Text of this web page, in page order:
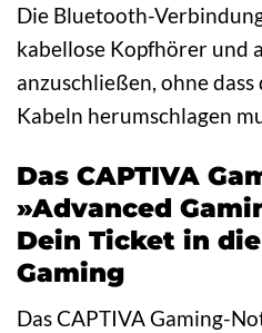
Die Bluetooth-
kabellose Kopfhörer und
anzuschließen, ohne
Kabeln herumschlagen
Das CAPTIVA
»Advanced
Dein Ticket in
Gaming
Das CAPTIVA Gaming-